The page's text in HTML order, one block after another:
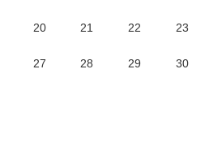
20 21 22 23
27 28 29 30